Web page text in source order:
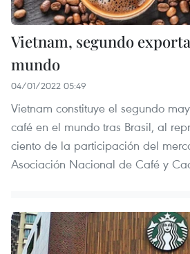
Vietnam, segundo
mundo
04/01/2022 05:49
Vietnam constituye el segundo
café en el mundo tras Brasil, al
ciento de la participación del
Asociación Nacional de Café y